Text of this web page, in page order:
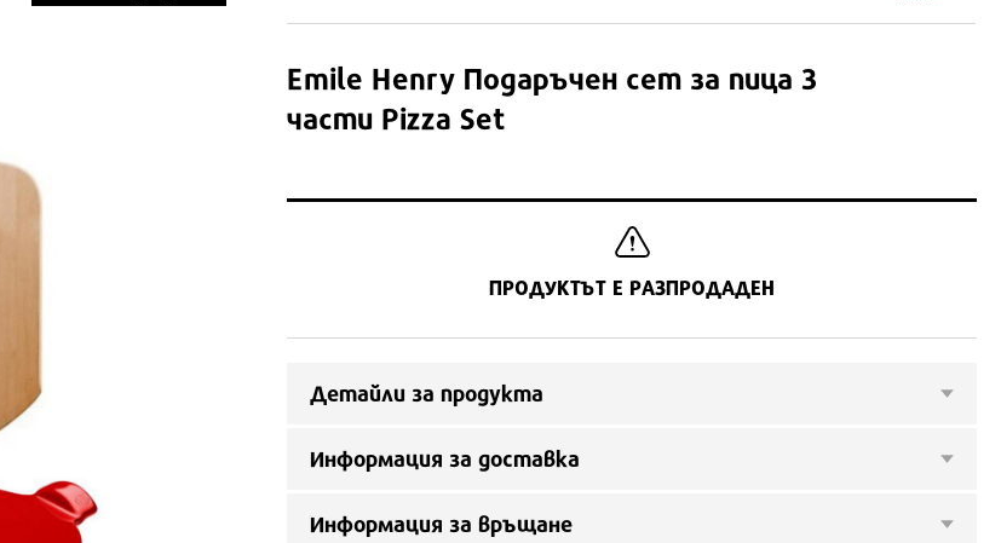
Emile Henry Подаръчен сет за пица 3
части Pizza Set
ПРОДУКТЪТ Е РАЗПРОДАДЕН
Детайли за продукта
Информация за доставка
Информация за връщане